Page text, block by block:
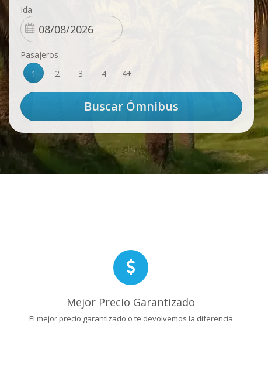
Ida
Pasajeros
1
2 3 4 4+
Mejor Precio Garantizado
El mejor precio garantizado o te devolvemos la diferencia